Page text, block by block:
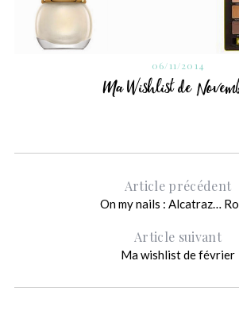
06/11/2014
Ma Wishlist de
Article précédent
On my nails : Alcatraz…
Article suivant
Ma wishlist de février